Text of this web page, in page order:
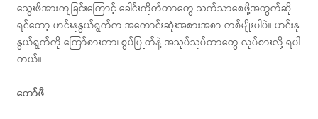
သွေးဖိအားကျခြင်းကြောင့် ခေါင်းကိုက်တာတွေ သက်သာစေဖို့အတွက်ဆို
ရင်တော့ ဟင်းနုနွယ်ရွက်က အကောင်းဆုံးအစားအစာ တစ်မျိုးပါပဲ။ ဟင်းနု
နွယ်ရွက်ကို ကြော်စားတာ၊ စွပ်ပြုတ်နဲ့ အသုပ်သုပ်တာတွေ လုပ်စားလို့ ရပါ
တယ်။
ကော်ဖီ